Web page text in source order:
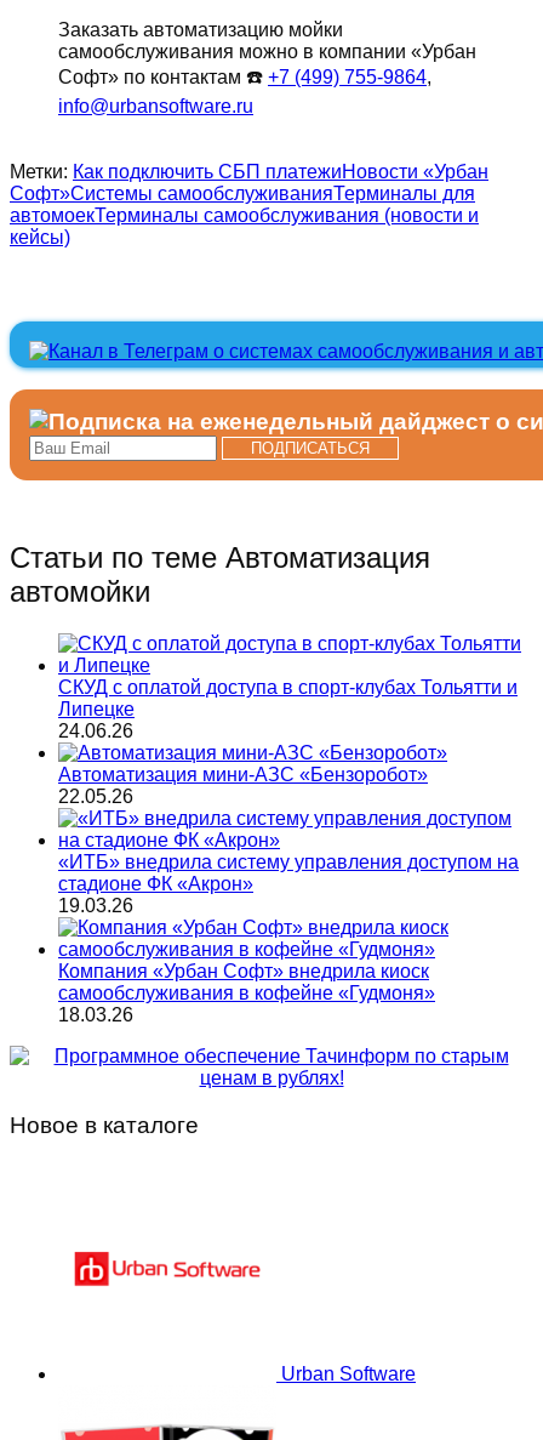
Заказать автоматизацию мойки
самообслуживания можно в компании «Урбан
Софт» по контактам ☎️ +7 (499) 755-9864,
info@urbansoftware.ru
Метки: Как подключить СБП платежиНовости «Урбан
Софт»Системы самообслуживанияТерминалы для
автомоекТерминалы самообслуживания (новости и
кейсы)
Статьи по теме Автоматизация
автомойки
СКУД с оплатой доступа в спорт-клубах Тольятти и
Липецке
24.06.26
Автоматизация мини-АЗС «Бензоробот»
22.05.26
«ИТБ» внедрила систему управления доступом на
стадионе ФК «Акрон»
19.03.26
Компания «Урбан Софт» внедрила киоск
самообслуживания в кофейне «Гудмоня»
18.03.26
Новое в каталоге
Urban Software